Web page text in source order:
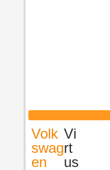
Volk
swag
en
Vi
rt
us